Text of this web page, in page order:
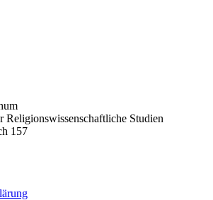
Religionswissenschaftliche Studien
157